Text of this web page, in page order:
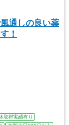
通しの良い薬
！
取得実績有り